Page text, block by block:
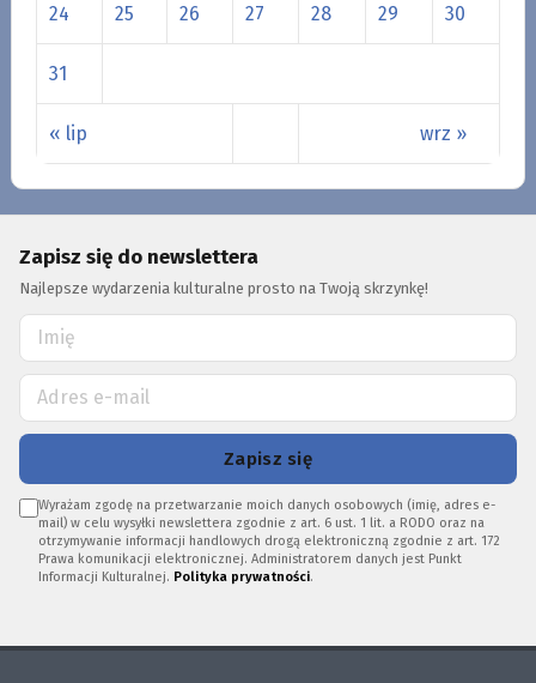
« lip wrz »
24 25 26 27 28 29 30
31
Zapisz się do newslettera
Najlepsze wydarzenia kulturalne prosto na Twoją skrzynkę!
Zapisz się
Wyrażam zgodę na przetwarzanie moich danych osobowych (imię, adres e-
mail) w celu wysyłki newslettera zgodnie z art. 6 ust. 1 lit. a RODO oraz na
otrzymywanie informacji handlowych drogą elektroniczną zgodnie z art. 172
Prawa komunikacji elektronicznej. Administratorem danych jest Punkt
Informacji Kulturalnej. Polityka prywatności.